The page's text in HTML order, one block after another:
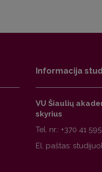
Informacija
VU Šiaulių
skyrius
Tel. nr.: +370 41
El. paštas: